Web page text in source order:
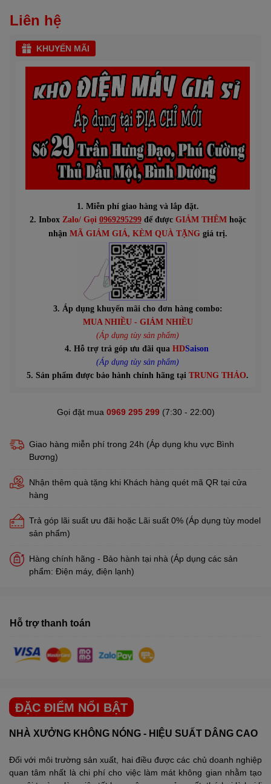
Liên hệ
KHUYẾN MÃI
1. Miễn phí giao hàng và lắp đặt.
2. Inbox Zalo/ Gọi 0969295299để được GIẢM THÊMhoặc
nhận MÃ GIẢM GIÁ, KÈM QUÀ TẶNGgiá trị.
3. Áp dụng khuyến mãi cho đơn hàng combo:
MUA NHIỀU - GIẢM NHIỀU
(Áp dụng tùy sản phẩm)
4. Hỗ trợ trả góp ưu đãi qua HDSaison
(Áp dụng tùy sản phẩm)
5. Sản phẩm được bảo hành chính hãng tại TRUNG THẢO.
Gọi đặt mua 0969 295 299(7:30 - 22:00)
Giao hàng miễn phí trong 24h (Áp dụng khu vực Bình
Bương)
Nhận thêm quà tặng khi Khách hàng quét mã QR tại cửa
hàng
Trả góp lãi suất ưu đãi hoặc Lãi suất 0% (Áp dụng tùy model
sản phẩm)
Hàng chính hãng - Bảo hành tại nhà (Áp dụng các sản
phẩm: Điện máy, điện lạnh)
Hỗ trợ thanh toán
ĐẶC ĐIỂM NỔI BẬT
NHÀ XƯỞNG KHÔNG NÓNG - HIỆU SUẤT DÂNG CAO
Đối với môi trường sản xuất, hai điều được các chủ doanh nghiệp
quan tâm nhất là chi phí cho việc làm mát không gian nhằm tạo